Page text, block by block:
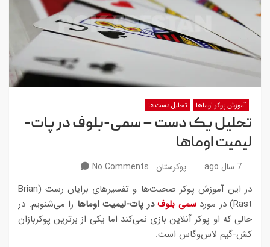
آموزش پوکر اوماها تحلیل دست‌ها
تحلیل یک دست – سمی-بلوف در پات-
لیمیت اوماها
7 سال ago پوکرستان No Comments
در این آموزش پوکر صحبت‌ها و تفسیرهای برایان رست (Brian
Rast) در مورد
سمی بلوفدر پات-لیمیت اوماها را می‌شنویم. در
حالی که او پوکر آنلاین بازی نمی‌کند اما یکی از برترین پوکربازان
کش-گیم لاس‌وگاس است.